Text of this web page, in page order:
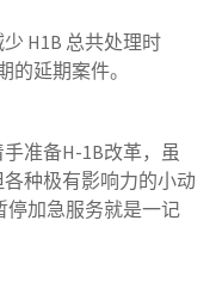
H1B 总共处理时
的延期案件。
准备H-1B改革，虽
种极有影响力的小动
停加急服务就是一记